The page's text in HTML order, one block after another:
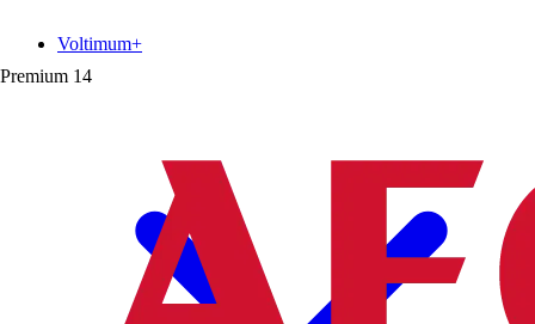
Premium 14
Voltimum+